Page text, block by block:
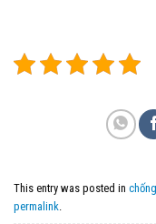
This entry was posted in
permalink